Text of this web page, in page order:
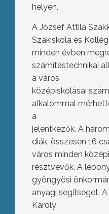
helyen.
A József Attila
Szakiskola és
minden évben
számítástechnikai
a város
középiskolásai
alkalommal
a
jelentkezők. A
diák, összesen 16
város minden
résztvevők. A
gyöngyösi
anyagi segítséget.
Károly